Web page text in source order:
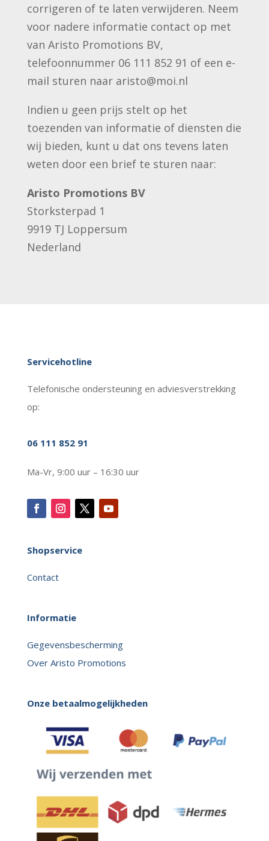
corrigeren of te laten verwijderen. Neem
voor nadere informatie contact op met
van Aristo Promotions BV,
telefoonnummer 06 111 852 91 of een e-
mail sturen naar aristo@moi.nl
Indien u geen prijs stelt op het
toezenden van informatie of diensten die
wij bieden, kunt u dat ons tevens laten
weten door een brief te sturen naar:
Aristo Promotions BV
Storksterpad 1
9919 TJ Loppersum
Nederland
Servicehotline
Telefonische ondersteuning en adviesverstrekking
op:
06 111 852 91
Ma-Vr, 9:00 uur – 16:30 uur
Shopservice
Contact
Informatie
Gegevensbescherming
Over Aristo Promotions
Onze betaalmogelijkheden